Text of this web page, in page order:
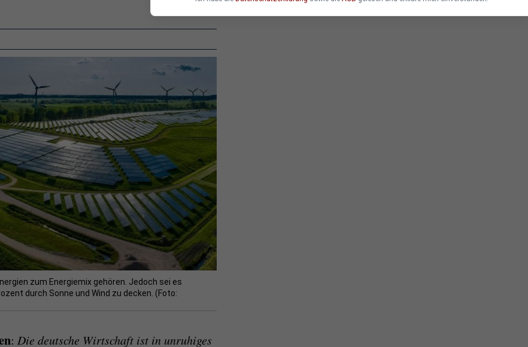
zum Energiemix gehören. Jedoch sei es
durch Sonne und Wind zu decken. (Foto:
: Die deutsche Wirtschaft ist in unruhiges